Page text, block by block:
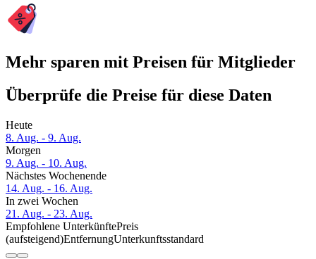
Mehr sparen mit Preisen für Mitglieder
Überprüfe die Preise für diese Daten
Heute
8. Aug. - 9. Aug.
Morgen
9. Aug. - 10. Aug.
Nächstes Wochenende
14. Aug. - 16. Aug.
In zwei Wochen
21. Aug. - 23. Aug.
Empfohlene UnterkünftePreis
(aufsteigend)EntfernungUnterkunftsstandard